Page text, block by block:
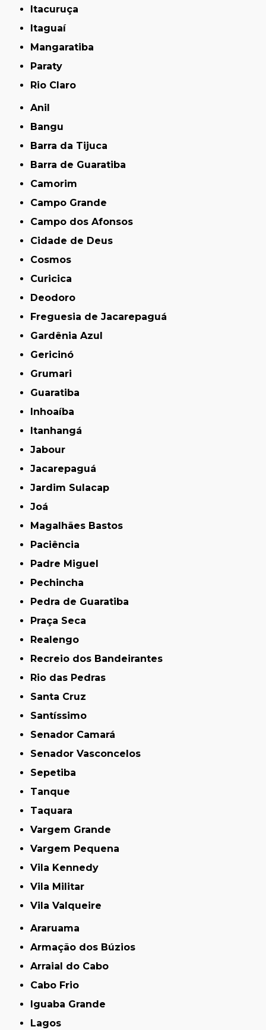
Itacuruça
Itaguaí
Mangaratiba
Paraty
Rio Claro
Anil
Bangu
Barra da Tijuca
Barra de Guaratiba
Camorim
Campo Grande
Campo dos Afonsos
Cidade de Deus
Cosmos
Curicica
Deodoro
Freguesia de Jacarepaguá
Gardênia Azul
Gericinó
Grumari
Guaratiba
Inhoaíba
Itanhangá
Jabour
Jacarepaguá
Jardim Sulacap
Joá
Magalhães Bastos
Paciência
Padre Miguel
Pechincha
Pedra de Guaratiba
Praça Seca
Realengo
Recreio dos Bandeirantes
Rio das Pedras
Santa Cruz
Santíssimo
Senador Camará
Senador Vasconcelos
Sepetiba
Tanque
Taquara
Vargem Grande
Vargem Pequena
Vila Kennedy
Vila Militar
Vila Valqueire
Araruama
Armação dos Búzios
Arraial do Cabo
Cabo Frio
Iguaba Grande
Lagos